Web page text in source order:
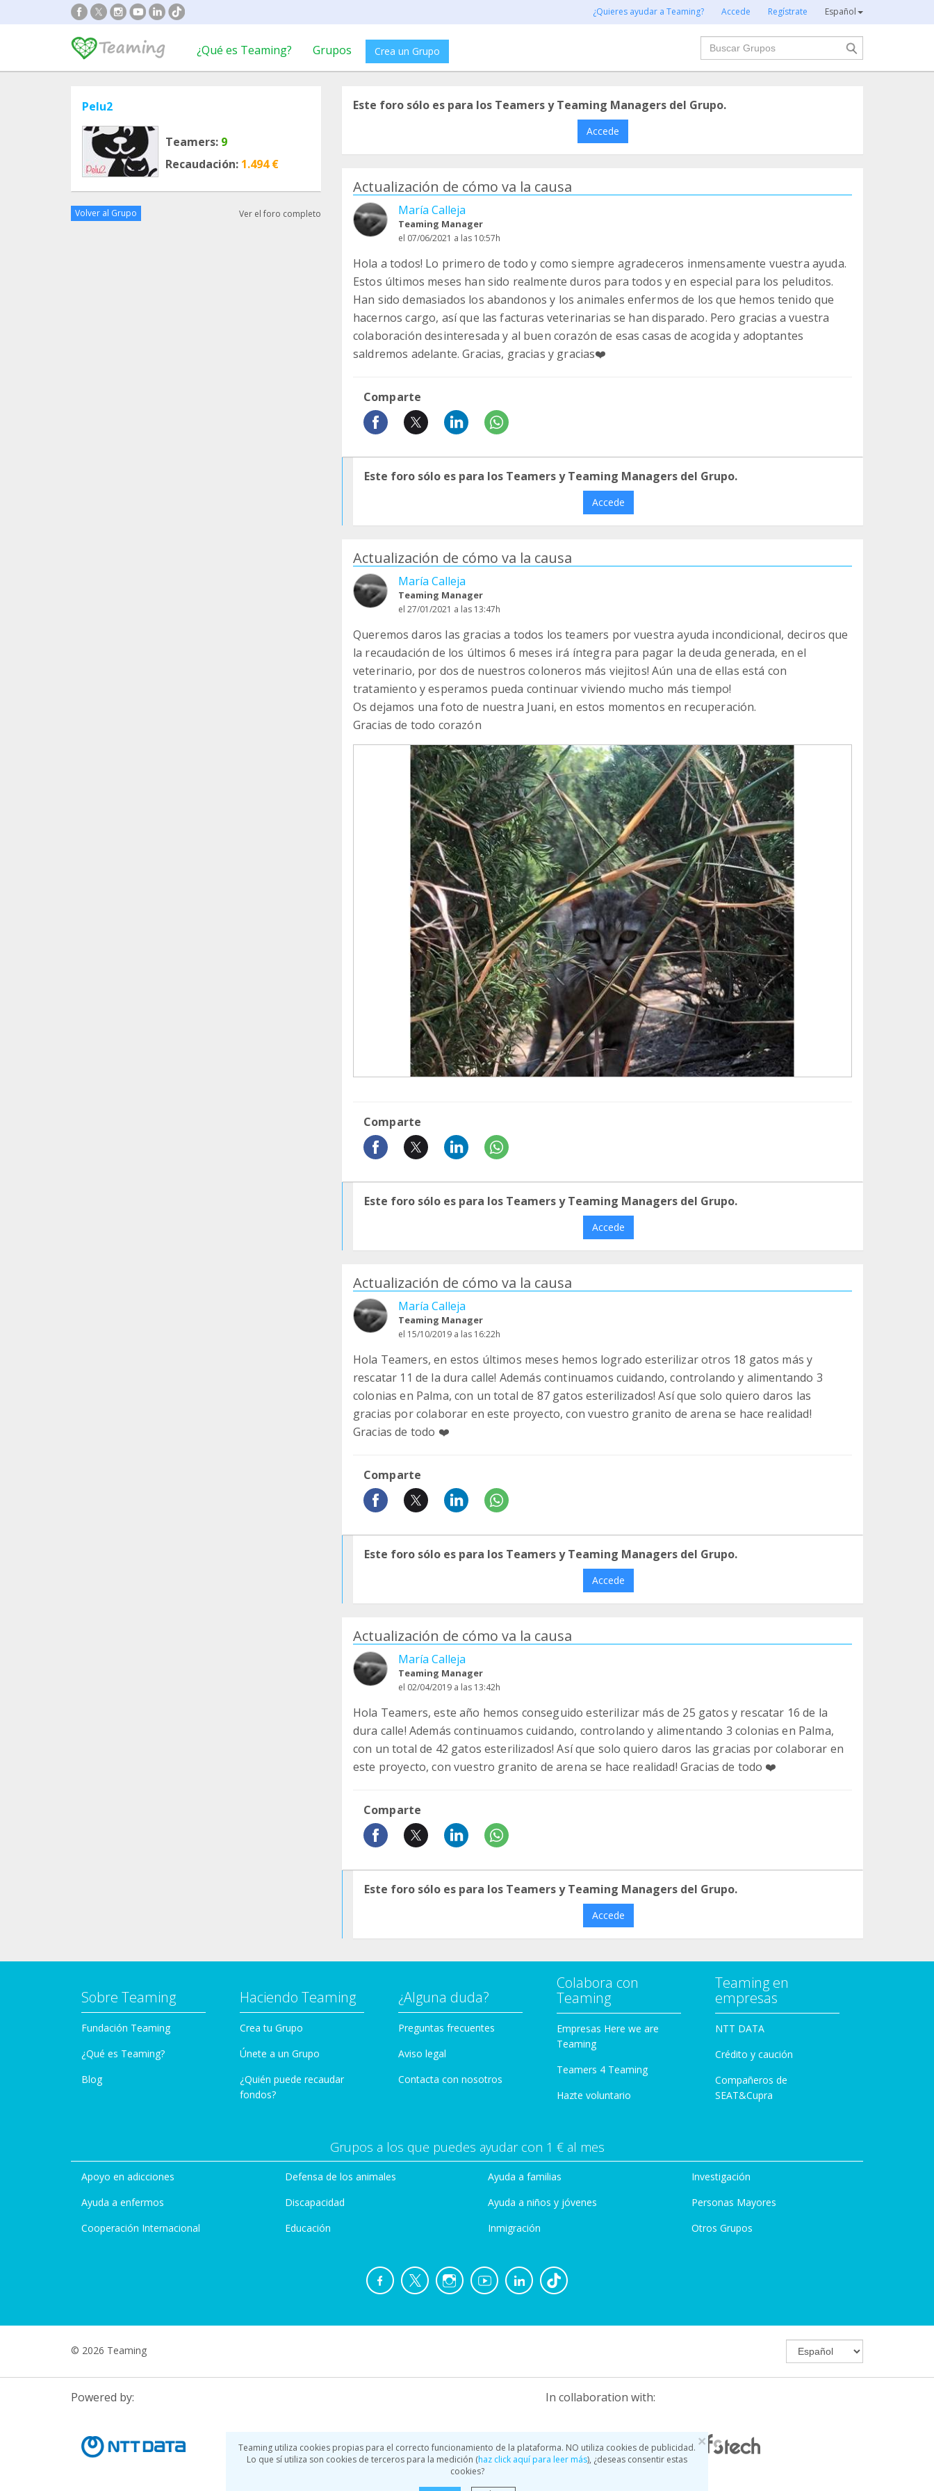
×
Teaming utiliza cookies propias para el correcto funcionamiento de la plataforma. NO utiliza cookies de publicidad.
Lo que sí utiliza son cookies de terceros para la medición (haz click aquí para leer más), ¿deseas consentir estas
cookies?
¿Quieres ayudar a Teaming? Accede Regístrate Español
¿Qué es Teaming? Grupos Crea un Grupo
Buscar
Pelu2
Teamers: 9
Recaudación: 1.494 €
Volver al Grupo Ver el foro completo
Este foro sólo es para los Teamers y Teaming Managers del Grupo.
Accede
Actualización de cómo va la causa
María Calleja
Teaming Manager
el 07/06/2021 a las 10:57h
Hola a todos! Lo primero de todo y como siempre agradeceros inmensamente vuestra ayuda.
Estos últimos meses han sido realmente duros para todos y en especial para los peluditos.
Han sido demasiados los abandonos y los animales enfermos de los que hemos tenido que
hacernos cargo, así que las facturas veterinarias se han disparado. Pero gracias a vuestra
colaboración desinteresada y al buen corazón de esas casas de acogida y adoptantes
saldremos adelante. Gracias, gracias y gracias❤️
Comparte
Este foro sólo es para los Teamers y Teaming Managers del Grupo.
Accede
Actualización de cómo va la causa
María Calleja
Teaming Manager
el 27/01/2021 a las 13:47h
Queremos daros las gracias a todos los teamers por vuestra ayuda incondicional, deciros que
la recaudación de los últimos 6 meses irá íntegra para pagar la deuda generada, en el
veterinario, por dos de nuestros coloneros más viejitos! Aún una de ellas está con
tratamiento y esperamos pueda continuar viviendo mucho más tiempo!
Os dejamos una foto de nuestra Juani, en estos momentos en recuperación.
Gracias de todo corazón
Comparte
Este foro sólo es para los Teamers y Teaming Managers del Grupo.
Accede
Actualización de cómo va la causa
María Calleja
Teaming Manager
el 15/10/2019 a las 16:22h
Hola Teamers, en estos últimos meses hemos logrado esterilizar otros 18 gatos más y
rescatar 11 de la dura calle! Además continuamos cuidando, controlando y alimentando 3
colonias en Palma, con un total de 87 gatos esterilizados! Así que solo quiero daros las
gracias por colaborar en este proyecto, con vuestro granito de arena se hace realidad!
Gracias de todo ❤️
Comparte
Este foro sólo es para los Teamers y Teaming Managers del Grupo.
Accede
Actualización de cómo va la causa
María Calleja
Teaming Manager
el 02/04/2019 a las 13:42h
Hola Teamers, este año hemos conseguido esterilizar más de 25 gatos y rescatar 16 de la
dura calle! Además continuamos cuidando, controlando y alimentando 3 colonias en Palma,
con un total de 42 gatos esterilizados! Así que solo quiero daros las gracias por colaborar en
este proyecto, con vuestro granito de arena se hace realidad! Gracias de todo ❤️
Comparte
Este foro sólo es para los Teamers y Teaming Managers del Grupo.
Accede
Sobre Teaming
Fundación Teaming
¿Qué es Teaming?
Blog
Haciendo Teaming
Crea tu Grupo
Únete a un Grupo
¿Quién puede recaudar
fondos?
¿Alguna duda?
Preguntas frecuentes
Aviso legal
Contacta con nosotros
Colabora con
Teaming
Empresas Here we are
Teaming
Teamers 4 Teaming
Hazte voluntario
Teaming en
empresas
NTT DATA
Crédito y caución
Compañeros de
SEAT&Cupra
Grupos a los que puedes ayudar con 1 € al mes
Apoyo en adicciones
Ayuda a enfermos
Cooperación Internacional
Defensa de los animales
Discapacidad
Educación
Ayuda a familias
Ayuda a niños y jóvenes
Inmigración
Investigación
Personas Mayores
Otros Grupos
© 2026 Teaming
Powered by: In collaboration with: